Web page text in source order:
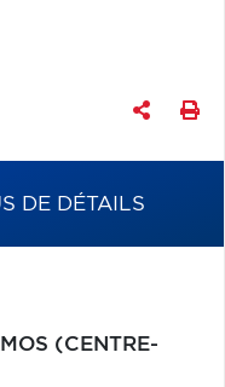
DE DÉTAILS
(CENTRE-